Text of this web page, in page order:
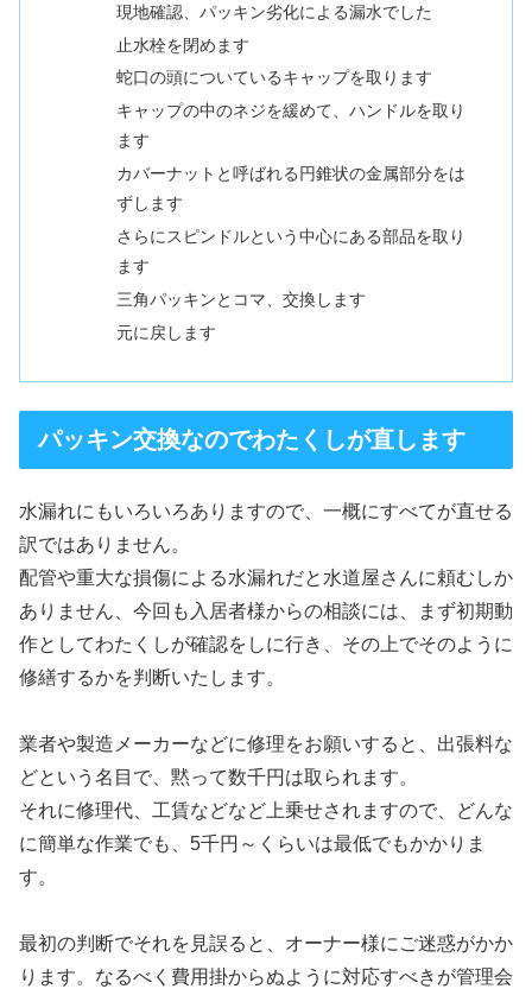
現地確認、パッキン劣化による漏水でした
止水栓を閉めます
蛇口の頭についているキャップを取ります
キャップの中のネジを緩めて、ハンドルを取り
ます
カバーナットと呼ばれる円錐状の金属部分をは
ずします
さらにスピンドルという中心にある部品を取り
ます
三角パッキンとコマ、交換します
元に戻します
パッキン交換なのでわたくしが直します
水漏れにもいろいろありますので、一概にすべてが直せる
訳ではありません。
配管や重大な損傷による水漏れだと水道屋さんに頼むしか
ありません、今回も入居者様からの相談には、まず初期動
作としてわたくしが確認をしに行き、その上でそのように
修繕するかを判断いたします。
業者や製造メーカーなどに修理をお願いすると、出張料な
どという名目で、黙って数千円は取られます。
それに修理代、工賃などなど上乗せされますので、どんな
に簡単な作業でも、5千円～くらいは最低でもかかりま
す。
最初の判断でそれを見誤ると、オーナー様にご迷惑がかか
ります。なるべく費用掛からぬように対応すべきが管理会